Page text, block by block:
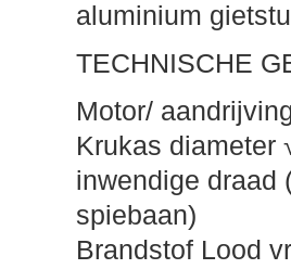
aluminium
TECHNISCHE
Motor/
Krukas diameter
inwendige draad
spiebaan)
Brandstof Lood